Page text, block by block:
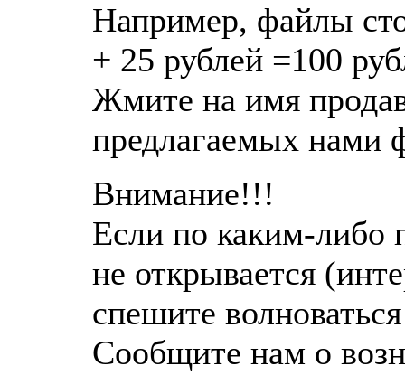
Например, файлы
+ 25 рублей =100
Жмите на имя
предлагаемых нами
Внимание!!!
Если по каким-либо
не открывается
спешите
Сообщите нам о